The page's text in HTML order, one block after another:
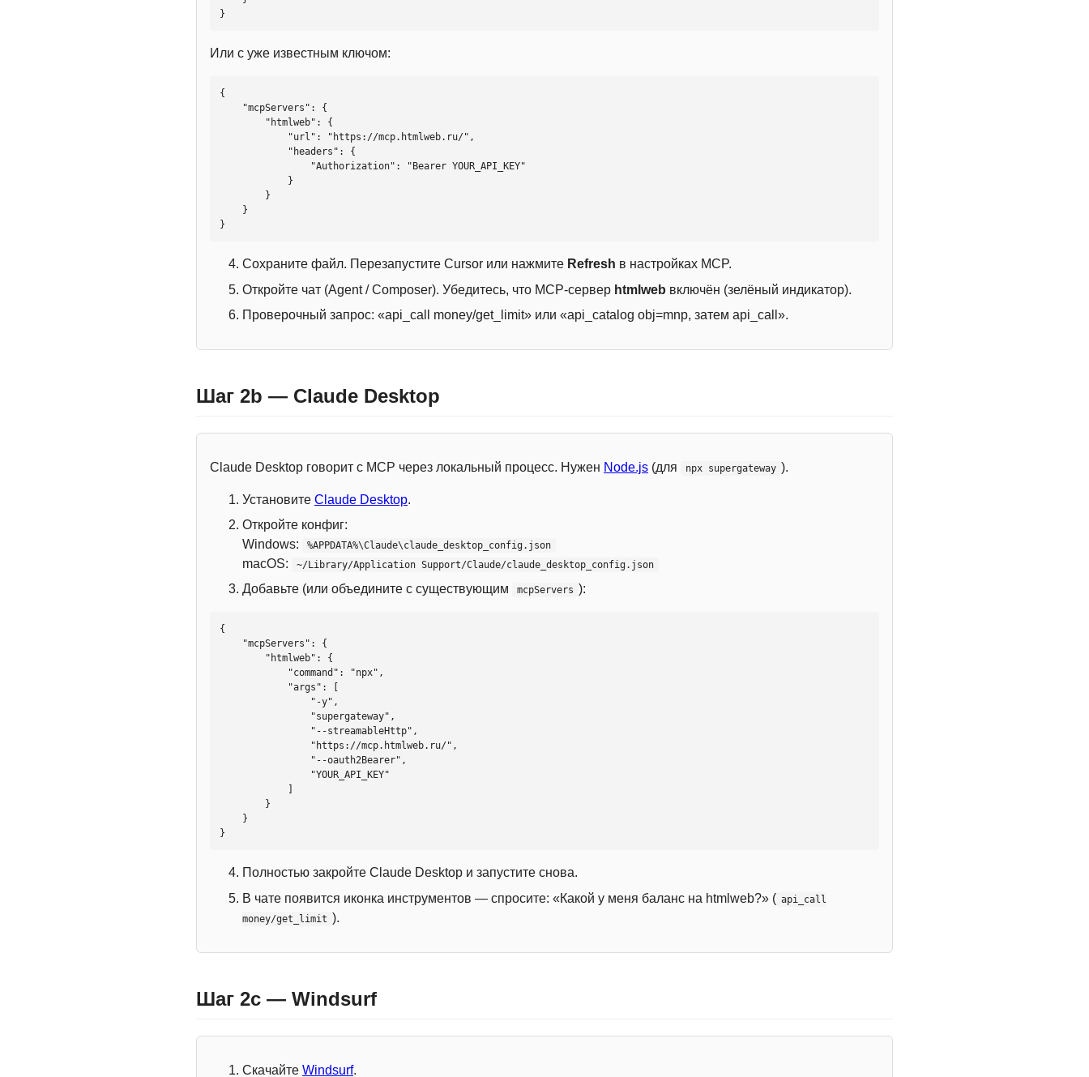
}
Или с уже известным ключом:
{
}
Сохраните файл. Перезапустите Cursor или нажмите Refresh в настройках MCP.
Откройте чат (Agent / Composer). Убедитесь, что MCP-сервер htmlweb включён (зелёный индикатор).
Проверочный запрос: «api_call money/get_limit» или «api_catalog obj=mnp, затем api_call».
Шаг 2b — Claude Desktop
Claude Desktop говорит с MCP через локальный процесс. Нужен Node.js (для npx supergateway ).
Установите Claude Desktop.
Откройте конфиг:
Windows:
%APPDATA%\Claude\claude_desktop_config.json
macOS: ~/Library/Application Support/Claude/claude_desktop_config.json
Добавьте (или объедините с существующим mcpServers ):
{
}
Полностью закройте Claude Desktop и запустите снова.
В чате появится иконка инструментов — спросите: «Какой у меня баланс на htmlweb?» ( api_call
money/get_limit ).
Шаг 2c — Windsurf
Скачайте Windsurf.